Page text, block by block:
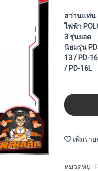
สว่านแท่น
ไฟฟ้า
3 รุ่นยอด
นิยมรุ่น
13 / PD-
/ PD-16L
เพิ่มรา
หมวดหมู่ :